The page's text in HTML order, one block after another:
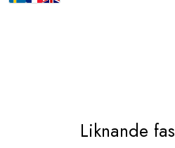
Liknande